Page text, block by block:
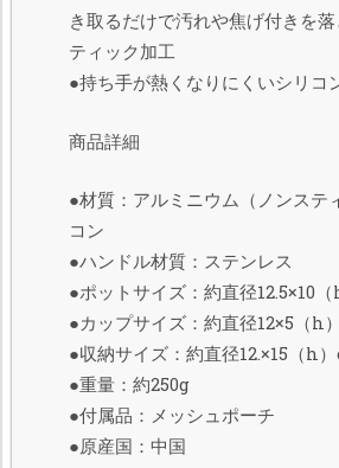
き取るだけで汚れや焦げ付きを
ティック加工
●持ち手が熱くなりにくいシリコ
商品詳細
●材質：アルミニウム（ノンステ
コン
●ハンドル材質：ステンレス
●ポットサイズ：約直径12.5×10
●カップサイズ：約直径12×5（h
●収納サイズ：約直径12.×15（h
●重量：約250g
●付属品：メッシュポーチ
●原産国：中国